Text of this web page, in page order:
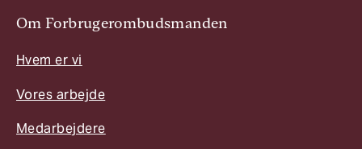
Om Forbrugerombudsmanden
Hvem er vi
Vores arbejde
Medarbejdere